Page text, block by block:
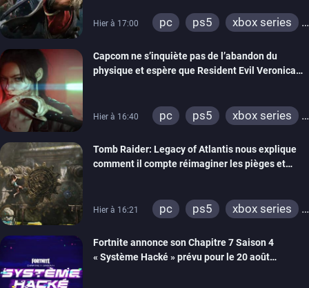
Hier à 17:00 pc ps5
xbox series
Capcom ne s’inquiète pas de l’abandon du
physique et espère que Resident Evil Veronica
Hier à 16:40 pc ps5
xbox series
Tomb Raider: Legacy of Atlantis nous explique
comment il compte réimaginer les pièges et
Hier à 16:21 pc ps5
xbox series
Fortnite annonce son Chapitre 7 Saison 4
« Système Hacké » prévu pour le 20 août